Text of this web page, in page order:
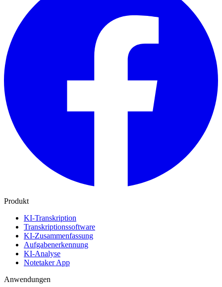
Produkt
KI-Transkription
Transkriptionssoftware
KI-Zusammenfassung
Aufgabenerkennung
KI-Analyse
Notetaker App
Anwendungen